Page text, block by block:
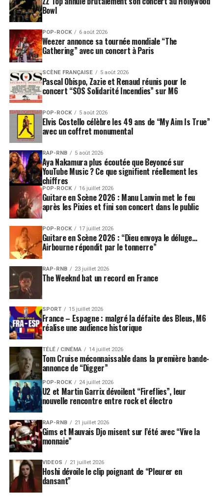
Bowl
POP-ROCK 6 août 2026
Weezer annonce sa tournée mondiale “The
Gathering” avec un concert à Paris
SCÈNE FRANÇAISE 5 août 2026
Pascal Obispo, Zazie et Renaud réunis pour le
concert “SOS Solidarité Incendies” sur M6
POP-ROCK 5 août 2026
Elvis Costello célèbre les 49 ans de “My Aim Is True”
avec un coffret monumental
RAP-RNB 5 août 2026
Aya Nakamura plus écoutée que Beyoncé sur
YouTube Music ? Ce que signifient réellement les
chiffres
POP-ROCK 16 juillet 2026
Guitare en Scène 2026 : Manu Lanvin met le feu
après les Pixies et fini son concert dans le public
POP-ROCK 17 juillet 2026
Guitare en Scène 2026 : “Dieu envoya le déluge…
Airbourne répondit par le tonnerre”
RAP-RNB 23 juillet 2026
The Weeknd bat un record en France
SPORT 15 juillet 2026
France – Espagne : malgré la défaite des Bleus, M6
réalise une audience historique
TÉLÉ / CINÉMA 14 juillet 2026
Tom Cruise méconnaissable dans la première bande-
annonce de “Digger”
POP-ROCK 24 juillet 2026
U2 et Martin Garrix dévoilent “Fireflies”, leur
nouvelle rencontre entre rock et électro
RAP-RNB 21 juillet 2026
Gims et Mauvais Djo misent sur l’été avec “Vive la
monnaie”
VIDEOS 21 juillet 2026
Hoshi dévoile le clip poignant de “Pleurer en
dansant”